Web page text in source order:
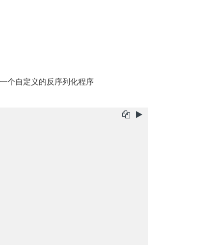
个自定义的反序列化程序